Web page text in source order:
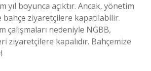
yıl boyunca açıktır. Ancak, yönetim
ziyaretçilere kapatılabilir.
çalışmaları nedeniyle NGBB,
ziyaretçilere kapalıdır. Bahçemize